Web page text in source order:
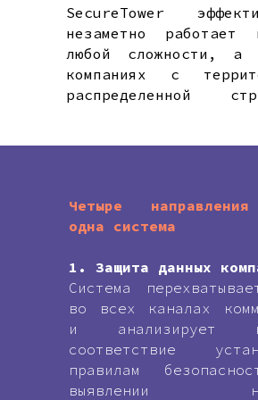
SecureTower
незаметно работает
любой сложности, а
компаниях с
распределенной
из центрального
контролировать
позволяет
затраты службы
на персонал.
Четыре
одна система
1. Защита данных
Система
во всех каналах
и
соответствие
правилам
выявлении